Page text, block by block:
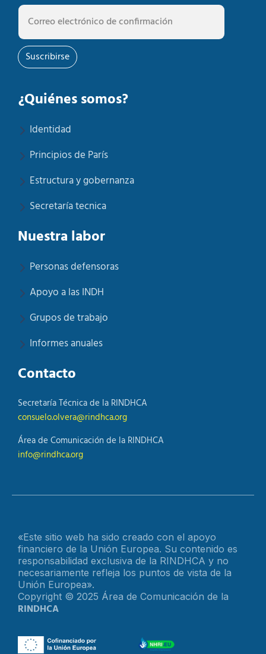
Suscribirse
¿Quiénes somos?
Identidad
Principios de París
Estructura y gobernanza
Secretaría tecnica
Nuestra labor
Personas defensoras
Apoyo a las INDH
Grupos de trabajo
Informes anuales
Contacto
Secretaría Técnica de la RINDHCA
consuelo.olvera@rindhca.org
Área de Comunicación de la RINDHCA
info@rindhca.org
«Este sitio web ha sido creado con el apoyo
financiero de la Unión Europea. Su contenido es
responsabilidad exclusiva de la RINDHCA y no
necesariamente refleja los puntos de vista de la
Unión Europea».
Copyright © 2025 Área de Comunicación de la
RINDHCA